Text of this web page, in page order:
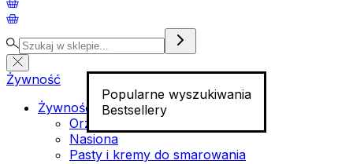
Popularne wyszukiwania
Bestsellery
Żywność
Żywność funkcjonalna
Orzechy
Nasiona
Pasty i kremy do smarowania